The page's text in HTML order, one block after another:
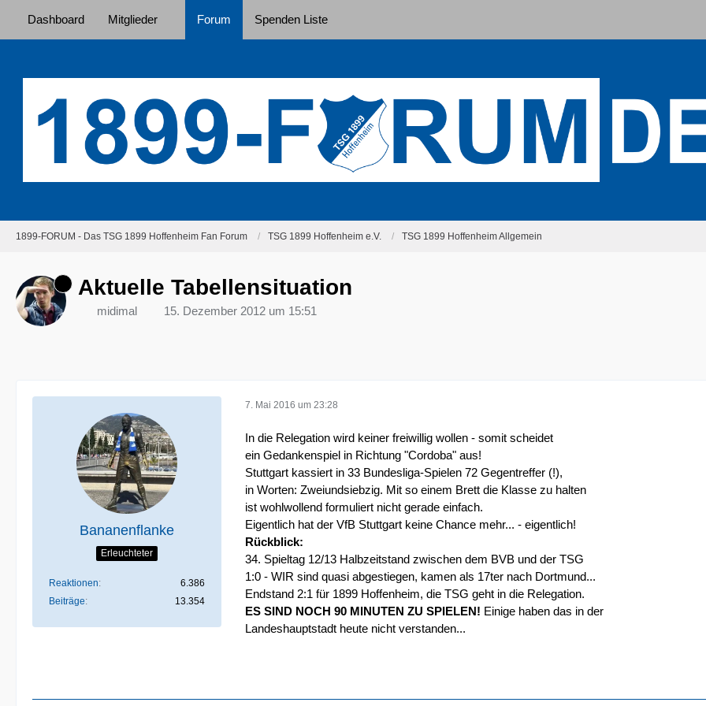
Dashboard Mitglieder Forum Spenden Liste
1899-FORUM - Das TSG 1899 Hoffenheim Fan Forum TSG 1899 Hoffenheim e.V. TSG 1899 Hoffenheim Allgemein
Aktuelle Tabellensituation
midimal 15. Dezember 2012 um 15:51
Bananenflanke
Erleuchteter
Reaktionen
6.386
Beiträge
13.354
7. Mai 2016 um 23:28
In die Relegation wird keiner freiwillig wollen - somit scheidet
ein Gedankenspiel in Richtung "Cordoba" aus!
Stuttgart kassiert in 33 Bundesliga-Spielen 72 Gegentreffer (!),
in Worten: Zweiundsiebzig. Mit so einem Brett die Klasse zu halten
ist wohlwollend formuliert nicht gerade einfach.
Eigentlich hat der VfB Stuttgart keine Chance mehr... - eigentlich!
Rückblick:
34. Spieltag 12/13 Halbzeitstand zwischen dem BVB und der TSG
1:0 - WIR sind quasi abgestiegen, kamen als 17ter nach Dortmund...
Endstand 2:1 für 1899 Hoffenheim, die TSG geht in die Relegation.
ES SIND NOCH 90 MINUTEN ZU SPIELEN! Einige haben das in der
Landeshauptstadt heute nicht verstanden...